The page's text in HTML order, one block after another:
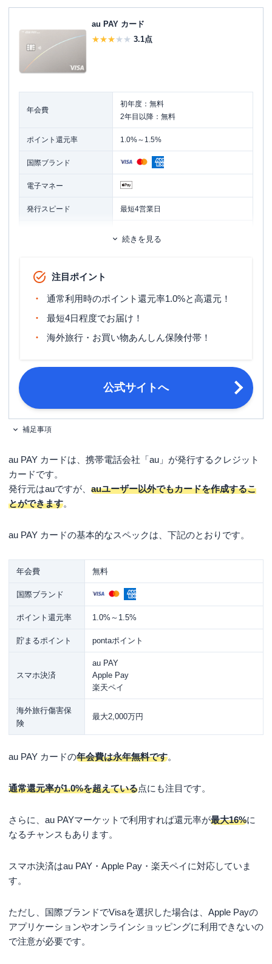
au PAY カード
3.1点
年会費
初年度：無料
2年目以降：無料
ポイント還元率 1.0%～1.5%
国際ブランド
電子マネー
発行スピード 最短4営業日
家族カード
初回通行料お支払いの翌月ご請求額か
ら差し引きます。
無料（発行手数料は1,100円（税込）
旅行傷害保険 海外旅行傷害保険
締め日・支払日
締め日：毎月10日・支払日：翌月4日
申し込み条件
はお申し込みいただけません）
・満18歳以上の方
【運転免許証をお持ちの方】 ・運転
免許証 ・ご本人さまのau IDとパスワ
ード ・ご本人名義の通帳、キャッシ
ュカード等 【運転免許証をお持ちで
ない方】 ・マイナンバーカードもし
くは各種被保険者証 ・ご本人さまの
帳、キャッシュカード等
続きを見る
注目ポイント
通常利用時のポイント還元率1.0%と高還元！
最短4日程度でお届け！
海外旅行・お買い物あんしん保険付帯！
公式サイトへ
補足事項
au PAY カードは、携帯電話会社「au」が発行するクレジット
カードです。
発行元はauですが、 auユーザー以外でもカードを作成するこ
とができます。
au PAY カードの基本的なスペックは、下記のとおりです。
年会費 無料
国際ブランド
ポイント還元率 1.0%～1.5%
貯まるポイント pontaポイント
スマホ決済
au PAY
Apple Pay
楽天ペイ
海外旅行傷害保
険
最大2,000万円
au PAY カードの年会費は永年無料です。
通常還元率が1.0%を超えている点にも注目です。
さらに、au PAYマーケットで利用すれば還元率が最大16%に
なるチャンスもあります。
スマホ決済はau PAY・Apple Pay・楽天ペイに対応していま
す。
ただし、国際ブランドでVisaを選択した場合は、Apple Payの
アプリケーションやオンラインショッピングに利用できないの
で注意が必要です。